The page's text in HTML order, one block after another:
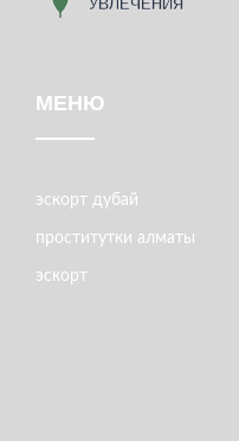
МЕНЮ
эскорт дубай
проститутки алматы
эскорт